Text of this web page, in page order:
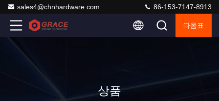
sales4@chnhardware.com 86-153-7147-8913
따옴표
상품